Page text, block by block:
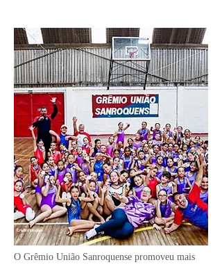
Crédito Imagem:
O Grêmio União Sanroquense promoveu mais